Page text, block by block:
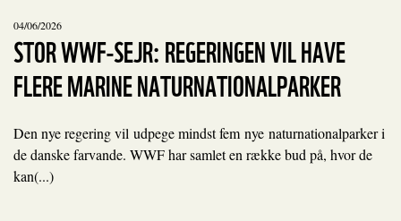
04/06/2026
STOR WWF-SEJR: REGERINGEN VIL HAVE
FLERE MARINE NATURNATIONALPARKER
Den nye regering vil udpege mindst fem nye naturnationalparker i
de danske farvande. WWF har samlet en række bud på, hvor de
kan(...)